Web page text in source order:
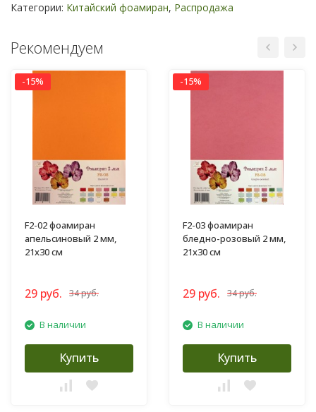
Категории: Китайский фоамиран, Распродажа
Рекомендуем
-15%
F2-02 фоамиран
апельсиновый 2 мм,
21х30 см
29 руб. 34 руб.
В наличии
Купить
-15%
F2-03 фоамиран
бледно-розовый 2 мм,
21х30 см
29 руб. 34 руб.
В наличии
Купить